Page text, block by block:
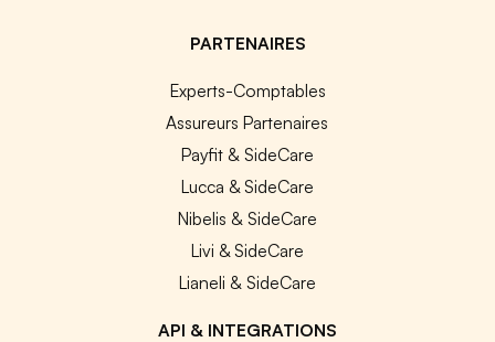
PARTENAIRES
Experts-Comptables
Assureurs Partenaires
Payfit & SideCare
Lucca & SideCare
Nibelis & SideCare
Livi & SideCare
Lianeli & SideCare
API & INTEGRATIONS